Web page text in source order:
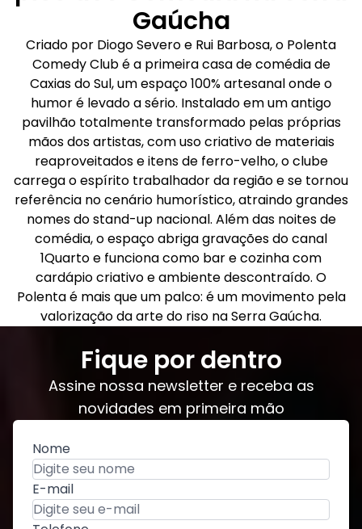
Gaúcha
Criado por Diogo Severo e Rui Barbosa, o Polenta
Comedy Club é a primeira casa de comédia de
Caxias do Sul, um espaço 100% artesanal onde o
humor é levado a sério. Instalado em um antigo
pavilhão totalmente transformado pelas próprias
mãos dos artistas, com uso criativo de materiais
reaproveitados e itens de ferro-velho, o clube
carrega o espírito trabalhador da região e se tornou
referência no cenário humorístico, atraindo grandes
nomes do stand-up nacional. Além das noites de
comédia, o espaço abriga gravações do canal
1Quarto e funciona como bar e cozinha com
cardápio criativo e ambiente descontraído. O
Polenta é mais que um palco: é um movimento pela
valorização da arte do riso na Serra Gaúcha.
Fique por dentro
Assine nossa newsletter e receba as
novidades em primeira mão
Nome
E-mail